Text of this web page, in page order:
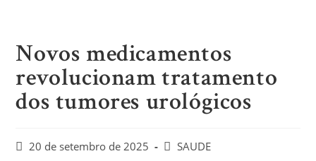
Novos medicamentos
revolucionam tratamento
dos tumores urológicos
20 de setembro de 2025 SAUDE